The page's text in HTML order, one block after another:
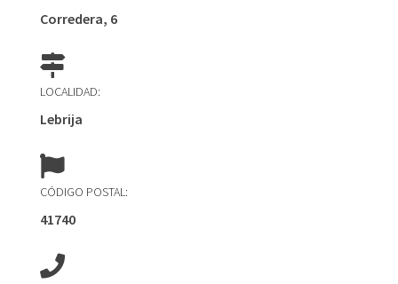
Corredera, 6
LOCALIDAD:
Lebrija
CÓDIGO POSTAL:
41740